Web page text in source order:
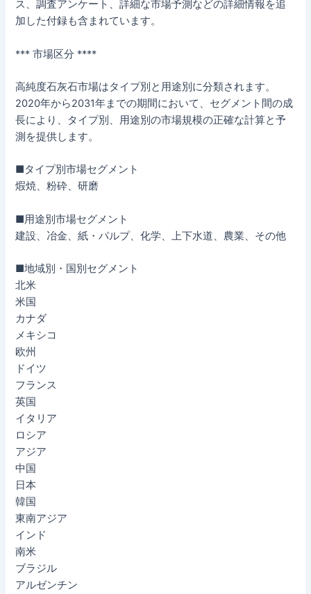
ス、調査アンケート、詳細な市場予測などの詳細情報を追
加した付録も含まれています。
*** 市場区分 ****
高純度石灰石市場はタイプ別と用途別に分類されます。
2020年から2031年までの期間において、セグメント間の成
長により、タイプ別、用途別の市場規模の正確な計算と予
測を提供します。
■タイプ別市場セグメント
煆焼、粉砕、研磨
■用途別市場セグメント
建設、冶金、紙・パルプ、化学、上下水道、農業、その他
■地域別・国別セグメント
北米
米国
カナダ
メキシコ
欧州
ドイツ
フランス
英国
イタリア
ロシア
アジア
中国
日本
韓国
東南アジア
インド
南米
ブラジル
アルゼンチン